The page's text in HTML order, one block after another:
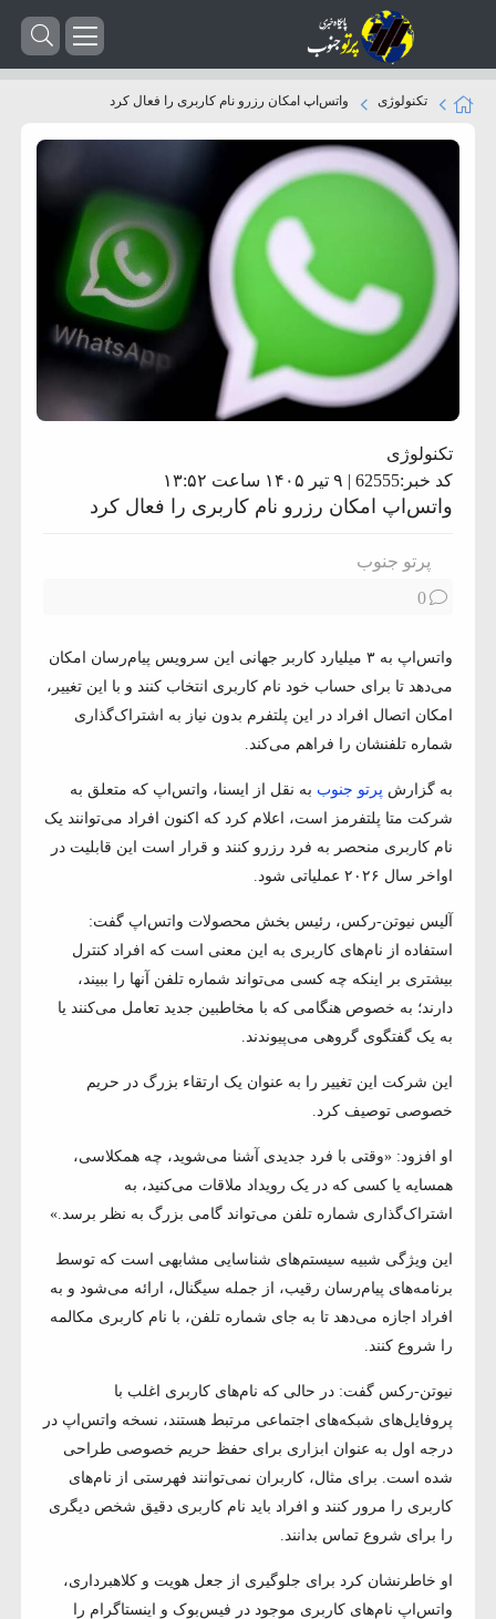
تکنولوژی واتس‌اپ امکان رزرو نام کاربری را فعال کرد
تکنولوژی
کد خبر:62555 | ۹ تیر ۱۴۰۵ ساعت ۱۳:۵۲
واتس‌اپ امکان رزرو نام کاربری را فعال کرد
پرتو جنوب
0
واتس‌اپ به ۳ میلیارد کاربر جهانی این سرویس پیام‌رسان امکان
می‌دهد تا برای حساب خود نام کاربری انتخاب کنند و با این تغییر،
امکان اتصال افراد در این پلتفرم بدون نیاز به اشتراک‌گذاری
شماره تلفنشان را فراهم می‌کند.
به گزارش پرتو جنوب به نقل از ایسنا، واتس‌اپ که متعلق به
شرکت متا پلتفرمز است، اعلام کرد که اکنون افراد می‌توانند یک
نام کاربری منحصر به فرد رزرو کنند و قرار است این قابلیت در
اواخر سال ۲۰۲۶ عملیاتی شود.
آلیس نیوتن-رکس، رئیس بخش محصولات واتس‌اپ گفت:
استفاده از نام‌های کاربری به این معنی است که افراد کنترل
بیشتری بر اینکه چه کسی می‌تواند شماره تلفن آنها را ببیند،
دارند؛ به خصوص هنگامی که با مخاطبین جدید تعامل می‌کنند یا
به یک گفتگوی گروهی می‌پیوندند.
این شرکت این تغییر را به عنوان یک ارتقاء بزرگ در حریم
خصوصی توصیف کرد.
او افزود: «وقتی با فرد جدیدی آشنا می‌شوید، چه همکلاسی،
همسایه یا کسی که در یک رویداد ملاقات می‌کنید، به
اشتراک‌گذاری شماره تلفن می‌تواند گامی بزرگ به نظر برسد.»
این ویژگی شبیه سیستم‌های شناسایی مشابهی است که توسط
برنامه‌های پیام‌رسان رقیب، از جمله سیگنال، ارائه می‌شود و به
افراد اجازه می‌دهد تا به جای شماره تلفن، با نام کاربری مکالمه
را شروع کنند.
نیوتن-رکس گفت: در حالی که نام‌های کاربری اغلب با
پروفایل‌های شبکه‌های اجتماعی مرتبط هستند، نسخه واتس‌اپ در
درجه اول به عنوان ابزاری برای حفظ حریم خصوصی طراحی
شده است. برای مثال، کاربران نمی‌توانند فهرستی از نام‌های
کاربری را مرور کنند و افراد باید نام کاربری دقیق شخص دیگری
را برای شروع تماس بدانند.
او خاطرنشان کرد برای جلوگیری از جعل هویت و کلاهبرداری،
واتس‌اپ نام‌های کاربری موجود در فیس‌بوک و اینستاگرام را